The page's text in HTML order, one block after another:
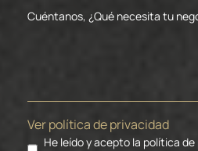
Cuéntanos, ¿Qué necesita tu
Ver política de privacidad
He leído y acepto la política